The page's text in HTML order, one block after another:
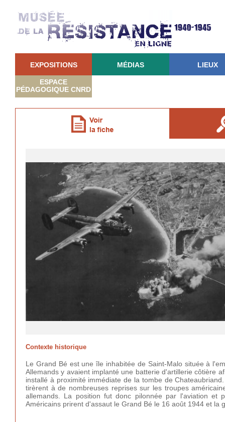
EXPOSITIONS MÉDIAS LIEUX
ESPACE
PÉDAGOGIQUE CNRD
Contexte historique
Le Grand Bé est une île inhabitée de Saint-Malo située à
Allemands y avaient implanté une batterie d'artillerie côtière
installé à proximité immédiate de la tombe de
tirèrent à de nombreuses reprises sur les troupes
allemands. La position fut donc pilonnée par l'aviation et
Américains prirent d'assaut le Grand Bé le 16 août 1944 et